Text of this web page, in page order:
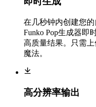
在几秒钟内创建您的
Funko Pop生成器即
高质量结果。只需上
魔法。
高分辨率输出